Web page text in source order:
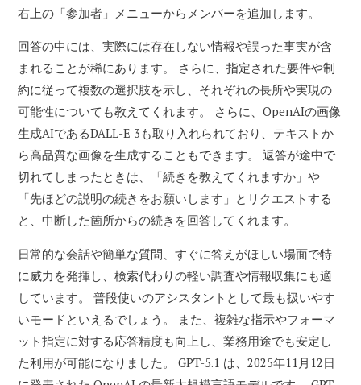
右上の「参加者」メニューからメンバーを追加します。
回答の中には、実際には存在しない情報や誤った事実が含
まれることが稀にあります。 さらに、指定された要件や制
約に従って複数の選択肢を示し、それぞれの長所や実現の
可能性についても教えてくれます。 さらに、OpenAIの画像
生成AIであるDALL-E 3も取り入れられており、テキストか
ら高品質な画像を生成することもできます。 返答が途中で
切れてしまったときは、「続きを教えてくれますか」や
「先ほどの説明の続きをお願いします」とリクエストする
と、中断した箇所からの続きを回答してくれます。
日常的な会話や簡単な質問、すぐに答えがほしい場面で特
に威力を発揮し、検索代わりの軽い調査や情報収集にも適
しています。 普段使いのアシスタントとして最も扱いやす
いモードといえるでしょう。 また、複雑な指示やフォーマ
ット指定に対する応答精度も向上し、業務用途でも安定し
た利用が可能になりました。 GPT-5.1 は、2025年11月12日